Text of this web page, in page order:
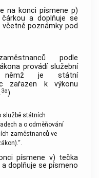
na konci písmene p)
a doplňuje se
poznámky pod
podle
provádí služební
je státní
zařazen k výkonu
3a)
službě státních
a o odměňování
zaměstnanců ve
písmene v) tečka
doplňuje se písmeno